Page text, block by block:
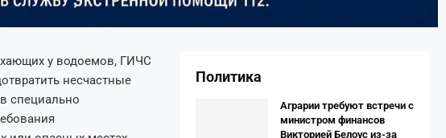
у водоемов, ГИЧС
несчастные
специально
Политика
Аграрии требуют встречи с
министром финансов
Викторией Белоус из-за